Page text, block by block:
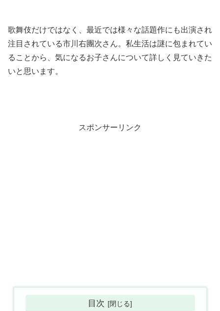
歌舞伎だけではなく、最近では様々な話題作にも出演され
注目されている市川右團次さん。私生活は謎に包まれてい
ることから、気になるお子さんについて詳しく見ていきた
いと思います。
スポンサーリンク
目次